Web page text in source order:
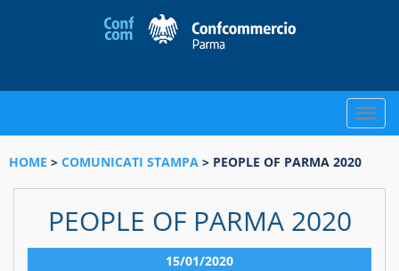
Toggle
HOME > COMUNICATI STAMPA > PEOPLE OF PARMA 2020
PEOPLE OF PARMA 2020
15/01/2020